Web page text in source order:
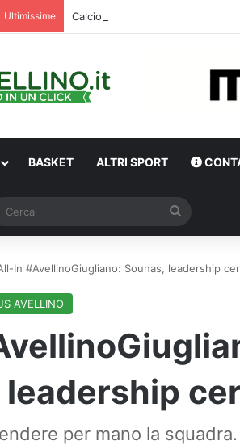
Ultimissime Calciomercato, sorpresa Verona:
BASKET ALTRI SPORT
In #AvellinoGiugliano: Sounas, leadership
AVELLINO
leadership
per mano la squadra.